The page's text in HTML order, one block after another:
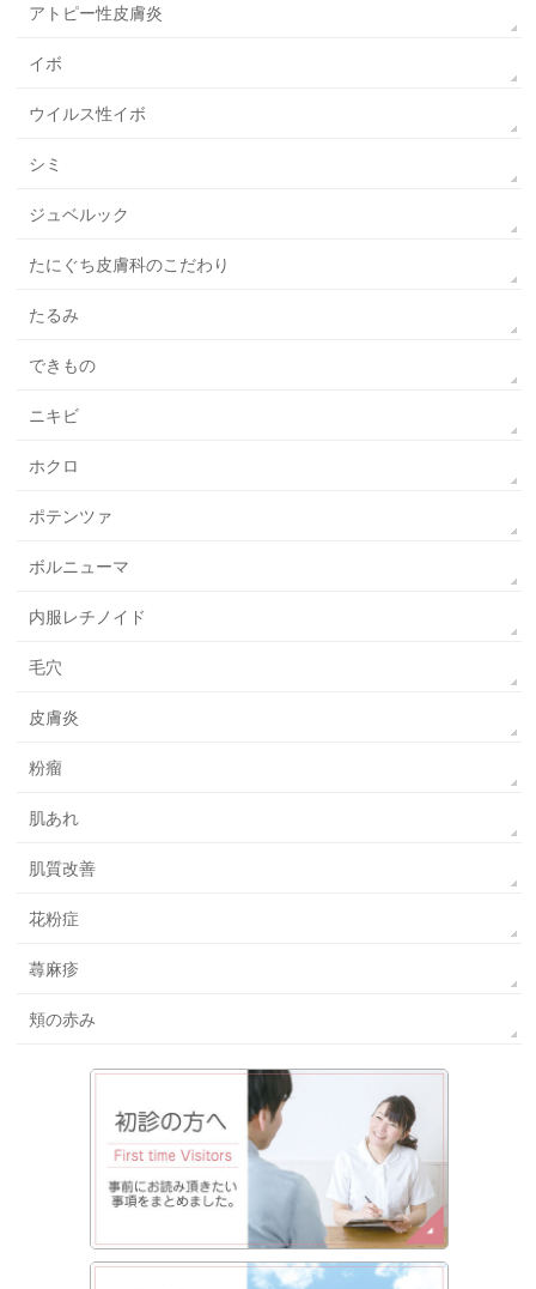
アトピー性皮膚炎
イボ
ウイルス性イボ
シミ
ジュベルック
たにぐち皮膚科のこだわり
たるみ
できもの
ニキビ
ホクロ
ポテンツァ
ボルニューマ
内服レチノイド
毛穴
皮膚炎
粉瘤
肌あれ
肌質改善
花粉症
蕁麻疹
頬の赤み